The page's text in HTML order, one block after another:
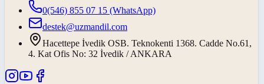
0(546) 855 07 15 (WhatsApp)
destek@uzmandil.com
Hacettepe İvedik OSB. Teknokenti 1368. Cadde No.61,
4. Kat Ofis No: 32 İvedik / ANKARA